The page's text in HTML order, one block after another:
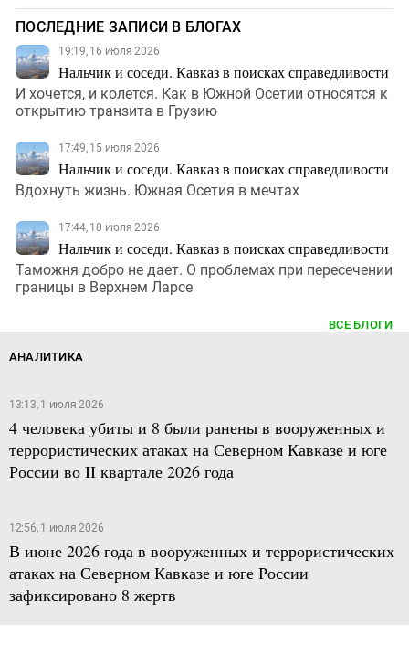
ПОСЛЕДНИЕ ЗАПИСИ В БЛОГАХ
19:19, 16 июля 2026
Нальчик и соседи. Кавказ в поисках справедливости
И хочется, и колется. Как в Южной Осетии относятся к
открытию транзита в Грузию
17:49, 15 июля 2026
Нальчик и соседи. Кавказ в поисках справедливости
Вдохнуть жизнь. Южная Осетия в мечтах
17:44, 10 июля 2026
Нальчик и соседи. Кавказ в поисках справедливости
Таможня добро не дает. О проблемах при пересечении
границы в Верхнем Ларсе
ВСЕ БЛОГИ
АНАЛИТИКА
13:13, 1 июля 2026
4 человека убиты и 8 были ранены в вооруженных и
террористических атаках на Северном Кавказе и юге
России во II квартале 2026 года
12:56, 1 июля 2026
В июне 2026 года в вооруженных и террористических
атаках на Северном Кавказе и юге России
зафиксировано 8 жертв